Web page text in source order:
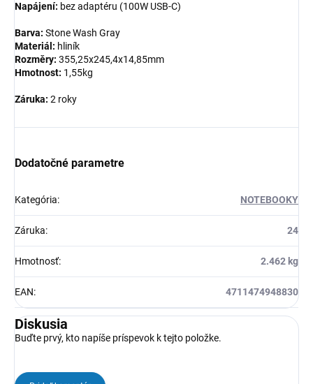
Napájení: bez adaptéru (100W USB-C)
Barva: Stone Wash Gray
Materiál: hliník
Rozměry: 355,25x245,4x14,85mm
Hmotnost: 1,55kg
Záruka: 2 roky
Dodatočné parametre
Kategória: NOTEBOOKY
Záruka: 24
Hmotnosť: 2.462 kg
EAN: 4711474948830
Diskusia
Buďte prvý, kto napíše príspevok k tejto položke.